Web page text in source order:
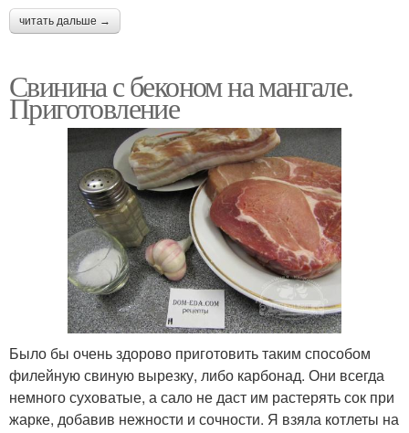
читать дальше →
Свинина с беконом на мангале.
Приготовление
Было бы очень здорово приготовить таким способом
филейную свиную вырезку, либо карбонад. Они всегда
немного суховатые, а сало не даст им растерять сок при
жарке, добавив нежности и сочности. Я взяла котлеты на